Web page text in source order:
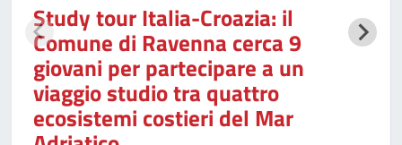
Study tour Italia-Croazia: il
Comune di Ravenna cerca 9
giovani per partecipare a un
viaggio studio tra quattro
ecosistemi costieri del Mar